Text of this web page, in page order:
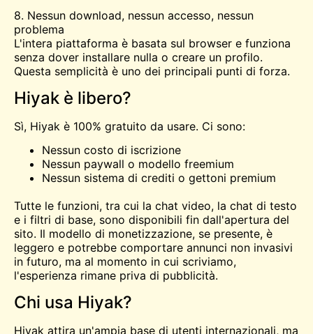
8. Nessun download, nessun accesso, nessun
problema
L'intera piattaforma è basata sul browser e funziona
senza dover installare nulla o creare un profilo.
Questa semplicità è uno dei principali punti di forza.
Hiyak è libero?
Sì, Hiyak è 100% gratuito da usare. Ci sono:
Nessun costo di iscrizione
Nessun paywall o modello freemium
Nessun sistema di crediti o gettoni premium
Tutte le funzioni, tra cui la chat video, la chat di testo
e i filtri di base, sono disponibili fin dall'apertura del
sito. Il modello di monetizzazione, se presente, è
leggero e potrebbe comportare annunci non invasivi
in futuro, ma al momento in cui scriviamo,
l'esperienza rimane priva di pubblicità.
Chi usa Hiyak?
Hiyak attira un'ampia base di utenti internazionali, ma